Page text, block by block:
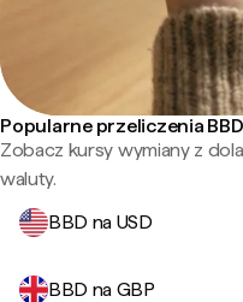
Popularne przeliczenia BBD
Zobacz kursy wymiany z
waluty.
BBD na USD
BBD na GBP